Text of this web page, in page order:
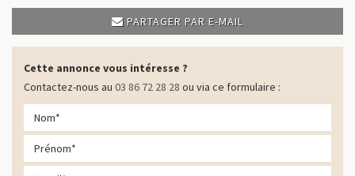
PARTAGER PAR E-MAIL
Cette annonce vous intéresse ?
Contactez-nous au 03 86 72 28 28 ou via ce formulaire :